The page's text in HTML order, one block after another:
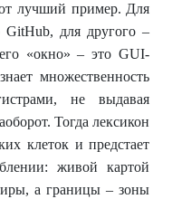
лучший пример. Для
GitHub, для другого –
«окно» – это GUI-
множественность
не выдавая
Тогда лексикон
клеток и предстает
живой картой
а границы – зоны